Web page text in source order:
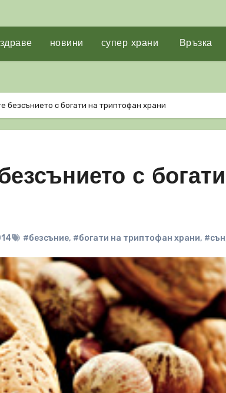
здраве новини супер храни Връзка
безсънието с богати на триптофан храни
с
#безсъние, #богати на триптофан храни, #сън